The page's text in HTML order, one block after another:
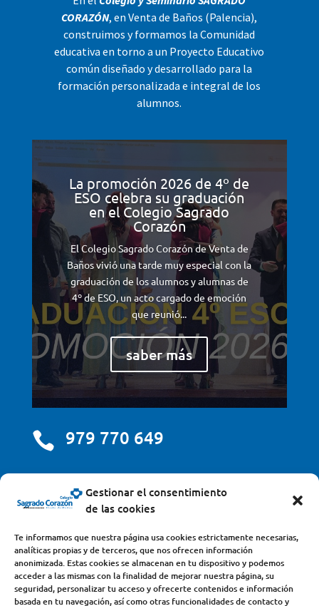
Gestionar el consentimiento
de las cookies
Te informamos que nuestra página usa cookies estrictamente necesarias,
analíticas propias y de terceros, que nos ofrecen información
anonimizada. Estas cookies se almacenan en tu dispositivo y podemos
acceder a las mismas con la finalidad de mejorar nuestra página, su
seguridad, personalizar tu acceso y ofrecerte contenidos e información
basada en tu navegación, así como otras funcionalidades de contacto y
CORAZÓN, en Venta de Baños (Palencia),
construimos y formamos la Comunidad
educativa en torno a un Proyecto Educativo
común diseñado y desarrollado para la
formación personalizada e integral de los
alumnos.
La promoción 2026 de 4º de
ESO celebra su graduación
en el Colegio Sagrado
Corazón
El Colegio Sagrado Corazón de Venta de
Baños vivió una tarde muy especial con la
graduación de los alumnos y alumnas de
4º de ESO, un acto cargado de emoción
que reunió...
saber más
 979 770 649
centro@scjdehon.com
Colegio y Seminario Sagrado Corazón
Avda. Castilla y León, s/n – 34200 – Venta de Baños
(Palencia) – Teléfono 979770649